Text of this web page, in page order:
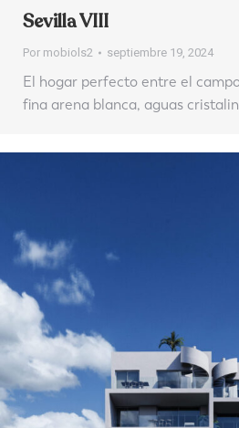
Sevilla VIII
Por mobiols2 septiembre 19, 2024
El hogar perfecto entre el
fina arena blanca, aguas